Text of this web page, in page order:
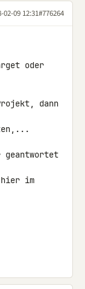
02-09 12:31#776264
oder
dann
geantwortet
im